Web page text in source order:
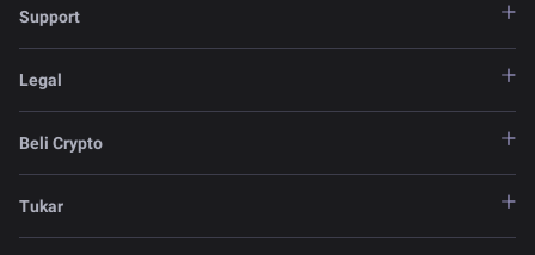
Support
Legal
Beli Crypto
Tukar